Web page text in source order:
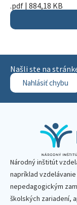
.pdf | 884,18 KB
Našli ste na
Nahlásiť chybu
Národný inštitút
napríklad
nepedagogickým
školských zariadení,